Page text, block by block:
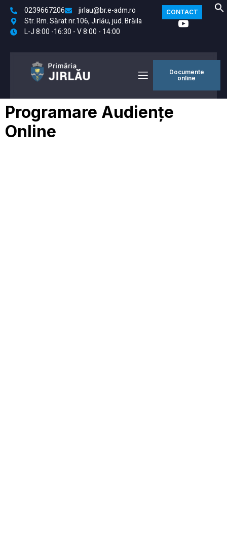
0239667206
jirlau@br.e-adm.ro
Str. Rm. Sărat nr.106, Jirlău, jud. Brăila
L-J 8:00 -16:30 - V 8:00 - 14:00
CONTACT
Documente
online
Programare Audiențe
Online